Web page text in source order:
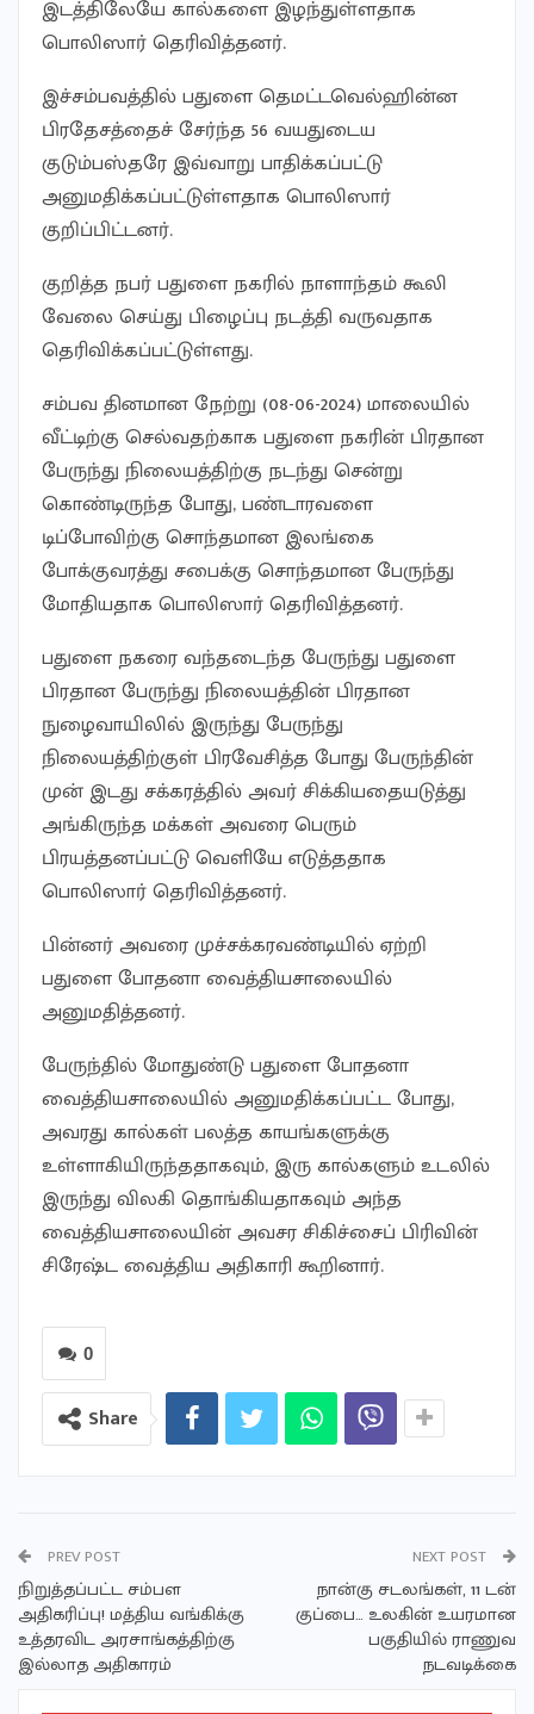
இடத்திலேயே கால்களை இழந்துள்ளதாக
பொலிஸார் தெரிவித்தனர்.
இச்சம்பவத்தில் பதுளை தெமட்டவெல்ஹின்ன
பிரதேசத்தைச் சேர்ந்த 56 வயதுடைய
குடும்பஸ்தரே இவ்வாறு பாதிக்கப்பட்டு
அனுமதிக்கப்பட்டுள்ளதாக பொலிஸார்
குறிப்பிட்டனர்.
குறித்த நபர் பதுளை நகரில் நாளாந்தம் கூலி
வேலை செய்து பிழைப்பு நடத்தி வருவதாக
தெரிவிக்கப்பட்டுள்ளது.
சம்பவ தினமான நேற்று (08-06-2024) மாலையில்
வீட்டிற்கு செல்வதற்காக பதுளை நகரின் பிரதான
பேருந்து நிலையத்திற்கு நடந்து சென்று
கொண்டிருந்த போது, ​​பண்டாரவளை
டிப்போவிற்கு சொந்தமான இலங்கை
போக்குவரத்து சபைக்கு சொந்தமான பேருந்து
மோதியதாக பொலிஸார் தெரிவித்தனர்.
பதுளை நகரை வந்தடைந்த பேருந்து பதுளை
பிரதான பேருந்து நிலையத்தின் பிரதான
நுழைவாயிலில் இருந்து பேருந்து
நிலையத்திற்குள் பிரவேசித்த போது பேருந்தின்
முன் இடது சக்கரத்தில் அவர் சிக்கியதையடுத்து
அங்கிருந்த மக்கள் அவரை பெரும்
பிரயத்தனப்பட்டு வெளியே எடுத்ததாக
பொலிஸார் தெரிவித்தனர்.
பின்னர் அவரை முச்சக்கரவண்டியில் ஏற்றி
பதுளை போதனா வைத்தியசாலையில்
அனுமதித்தனர்.
பேருந்தில் மோதுண்டு பதுளை போதனா
வைத்தியசாலையில் அனுமதிக்கப்பட்ட போது, ​​
அவரது கால்கள் பலத்த காயங்களுக்கு
உள்ளாகியிருந்ததாகவும், இரு கால்களும் உடலில்
இருந்து விலகி தொங்கியதாகவும் அந்த
வைத்தியசாலையின் அவசர சிகிச்சைப் பிரிவின்
சிரேஷ்ட வைத்திய அதிகாரி கூறினார்.
0
Share
PREV POST
நிறுத்தப்பட்ட சம்பள
அதிகரிப்பு! மத்திய வங்கிக்கு
உத்தரவிட அரசாங்கத்திற்கு
இல்லாத அதிகாரம்
NEXT POST
நான்கு சடலங்கள், 11 டன்
குப்பை… உலகின் உயரமான
பகுதியில் ராணுவ
நடவடிக்கை